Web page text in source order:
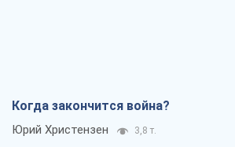
Когда закончится война?
Юрий Христензен 3,8 т.